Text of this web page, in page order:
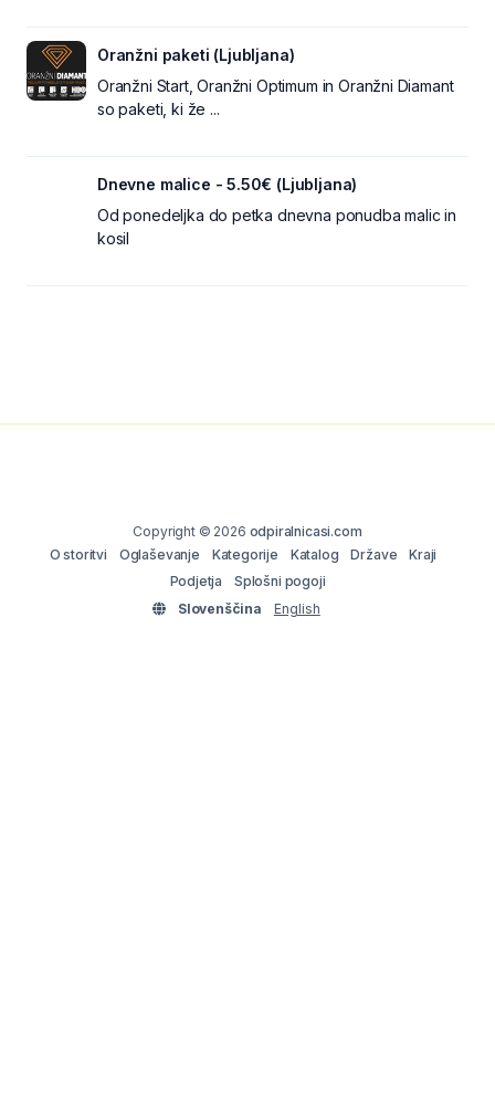
Oranžni paketi (Ljubljana)
Oranžni Start, Oranžni Optimum in Oranžni Diamant
so paketi, ki že ...
Dnevne malice - 5.50€ (Ljubljana)
Od ponedeljka do petka dnevna ponudba malic in
kosil
Copyright © 2026 odpiralnicasi.com
O storitvi
Oglaševanje Kategorije Katalog Države
Kraji
Podjetja
Splošni pogoji
Slovenščina
English